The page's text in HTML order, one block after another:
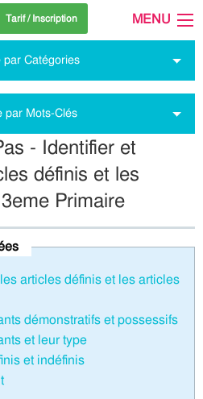
Tarif / Inscription MENU
par Catégories
par Mots-Clés
- Identifier et
définis et les
Primaire
articles définis et les articles
démonstratifs et possessifs
et leur type
et indéfinis